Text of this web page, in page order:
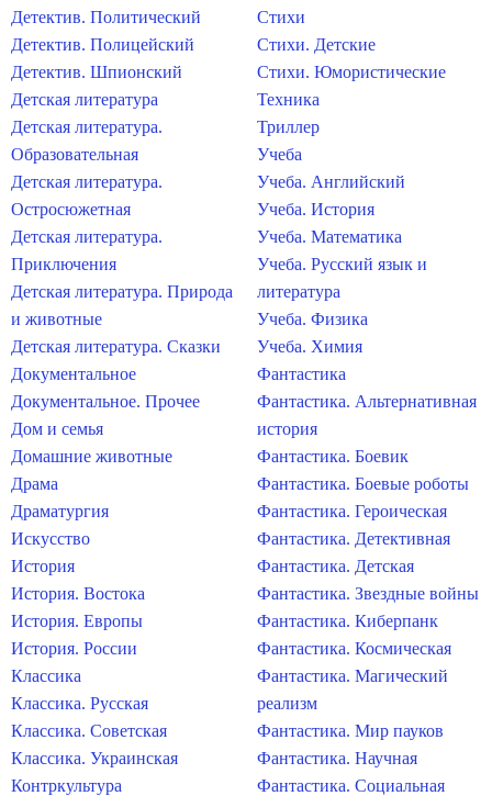
Детектив. Политический
Детектив. Полицейский
Детектив. Шпионский
Детская литература
Детская литература.
Образовательная
Детская литература.
Остросюжетная
Детская литература.
Приключения
Детская литература. Природа
и животные
Детская литература. Сказки
Документальное
Документальное. Прочее
Дом и семья
Домашние животные
Драма
Драматургия
Искусство
История
История. Востока
История. Европы
История. России
Классика
Классика. Русская
Классика. Советская
Классика. Украинская
Контркультура
Стихи
Стихи. Детские
Стихи. Юмористические
Техника
Триллер
Учеба
Учеба. Английский
Учеба. История
Учеба. Математика
Учеба. Русский язык и
литература
Учеба. Физика
Учеба. Химия
Фантастика
Фантастика. Альтернативная
история
Фантастика. Боевик
Фантастика. Боевые роботы
Фантастика. Героическая
Фантастика. Детективная
Фантастика. Детская
Фантастика. Звездные войны
Фантастика. Киберпанк
Фантастика. Космическая
Фантастика. Магический
реализм
Фантастика. Мир пауков
Фантастика. Научная
Фантастика. Социальная